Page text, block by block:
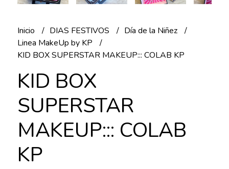
Inicio DIAS FESTIVOS
Día de la Niñez
Linea MakeUp by KP
KID BOX SUPERSTAR MAKEUP::: COLAB KP
KID BOX
SUPERSTAR
MAKEUP::: COLAB
KP